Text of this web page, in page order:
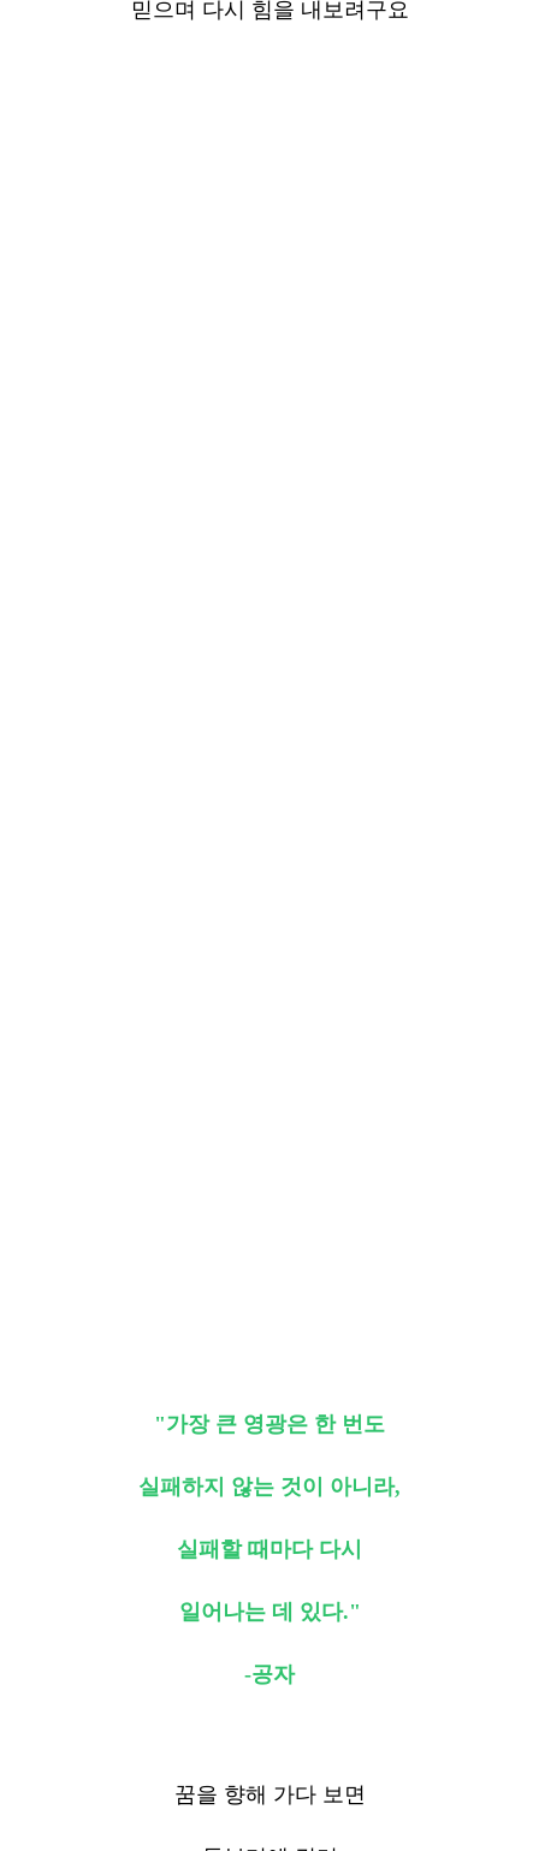
믿으며 다시 힘을 내보려구요
"가장 큰 영광은 한 번도
실패하지 않는 것이 아니라,
실패할 때마다 다시
일어나는 데 있다."
-공자
꿈을 향해 가다 보면